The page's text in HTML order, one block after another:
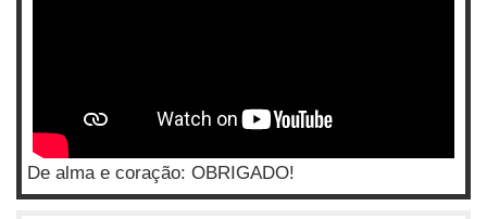
De alma e coração: OBRIGADO!